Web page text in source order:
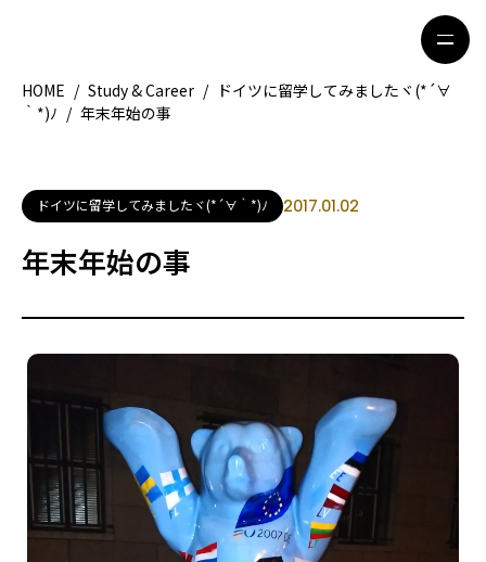
地域別ガイド
グルメ
観光ガイド
ライター募集
HOME / Study & Career / ドイツに留学してみましたヾ(*´∀
｀*)ﾉ / 年末年始の事
ドイツに留学してみましたヾ(*´∀｀*)ﾉ 2017.01.02
年末年始の事